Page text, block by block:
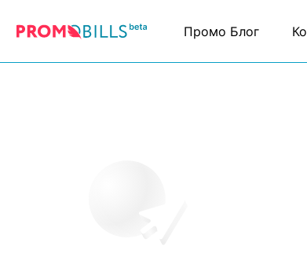
Промо Блог